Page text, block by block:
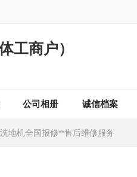
工商户）
公司相册 诚信档案
地机全国报修**售后维修服务